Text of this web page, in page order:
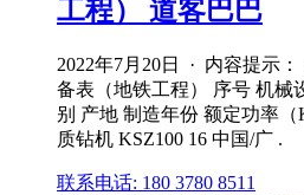
工程） 道客巴巴
2022年7月20日 · 内容提示
备表（地铁工程） 序号 机械
别 产地 制造年份 额定功率
质钻机 KSZ100 16 中国/广 .
联系电话: 180 3780 8511